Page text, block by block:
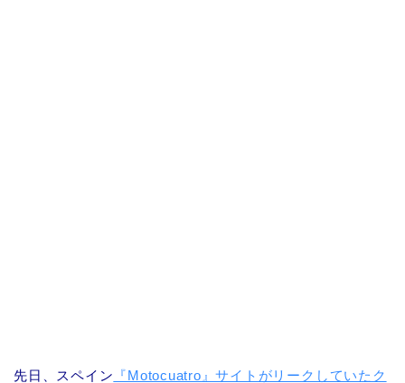
先日、スペイン 『Motocuatro』サイトがリークしていたク